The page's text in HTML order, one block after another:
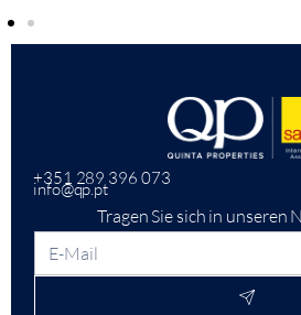
+351 289 396 073
info@qp.pt
Tragen Sie sich in unseren